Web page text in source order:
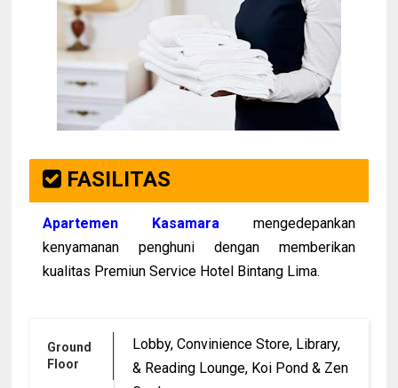
FASILITAS
Apartemen Kasamara mengedepankan
kenyamanan penghuni dengan memberikan
kualitas Premiun Service Hotel Bintang Lima.
Ground
Floor
Lobby, Convinience Store, Library,
& Reading Lounge, Koi Pond & Zen